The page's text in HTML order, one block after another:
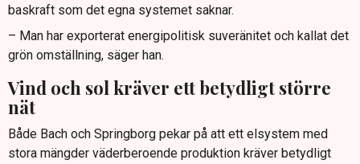
baskraft som det egna systemet saknar.
– Man har exporterat energipolitisk suveränitet och kallat det
grön omställning, säger han.
Vind och sol kräver ett betydligt större
nät
Både Bach och Springborg pekar på att ett elsystem med
stora mängder väderberoende produktion kräver betydligt